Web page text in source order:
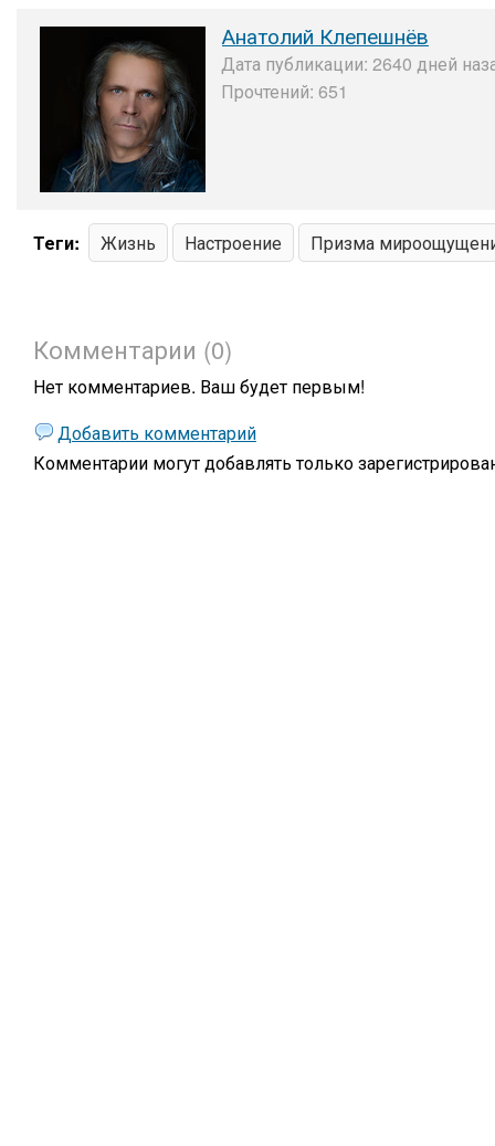
Анатолий Клепешнёв
Дата публикации: 2640 дней
Прочтений: 651
Теги: Жизнь Настроение Призма
Комментарии (0)
Нет комментариев. Ваш будет первым!
Добавить комментарий
Комментарии могут добавлять только